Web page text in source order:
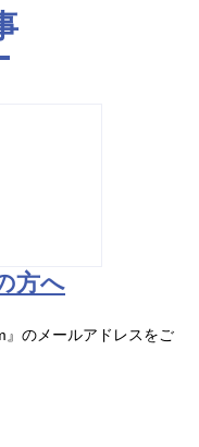
方へ
』のメールアドレスをご